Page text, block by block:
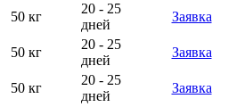
50 кг
20 - 25
дней
Заявка
50 кг
20 - 25
дней
Заявка
50 кг
20 - 25
дней
Заявка